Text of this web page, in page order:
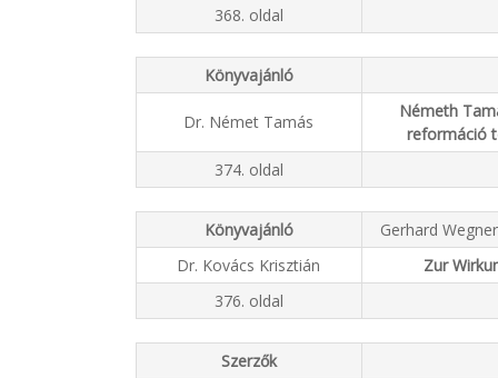
368. oldal
Könyvajánló
Dr. Német Tamás
Németh
reformáció
374. oldal
Könyvajánló
Gerhard
Dr. Kovács Krisztián
Zur
376. oldal
Szerzők